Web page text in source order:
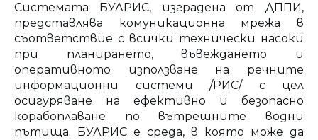
Системата БУЛРИС, изградена от ДППИ,
представлява комуникационна мрежа в
съответствие с всички технически насоки
при планирането, въвеждането и
оперативното използване на речните
информационни системи /РИС/ с цел
осигуряване на ефективно и безопасно
корабоплаване по вътрешните водни
пътища. БУЛРИС е среда, в която може да